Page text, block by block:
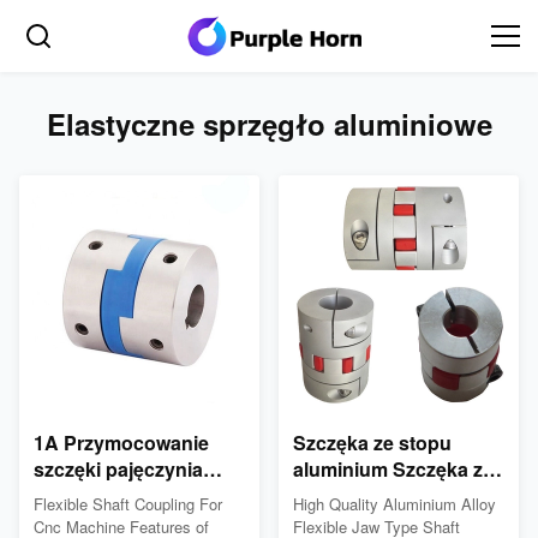
Elastyczne sprzęgło aluminiowe
1A Przymocowanie
szczęki pajęczynia
aluminiowego
elastycznego
Flexible Shaft Coupling For
Cnc Machine Features of
Szczęka ze stopu
aluminium Szczęka ze
stopu aluminium Wał
sprzęgła Rozdzielacz
High Quality Aluminium Alloy
Flexible Jaw Type Shaft